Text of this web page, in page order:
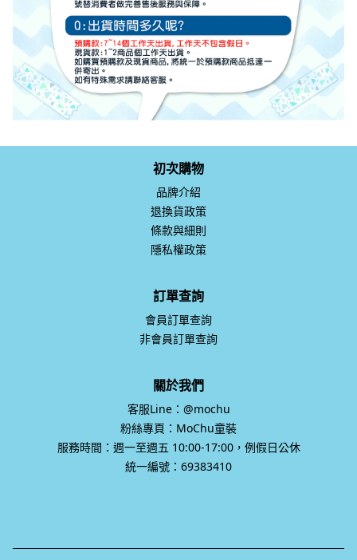
初次購物
品牌介紹
退換貨政策
條款與細則
隱私權政策
訂單查詢
會員訂單查詢
非會員訂單查詢
關於我們
客服Line：@mochu
粉絲專頁：MoChu童裝
服務時間：週一至週五 10:00-17:00，例假日公休
統一編號：69383410